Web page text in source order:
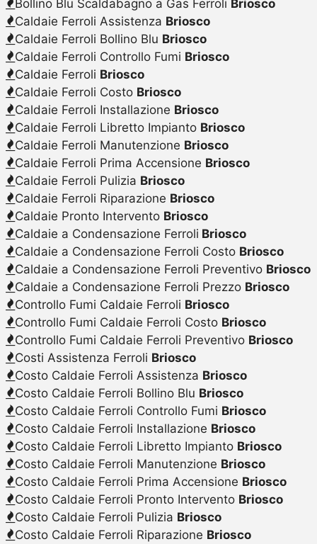
Bollino Blu Scaldabagno a Gas Ferroli Briosco
Caldaie Ferroli Assistenza Briosco
Caldaie Ferroli Bollino Blu Briosco
Caldaie Ferroli Controllo Fumi Briosco
Caldaie Ferroli Briosco
Caldaie Ferroli Costo Briosco
Caldaie Ferroli Installazione Briosco
Caldaie Ferroli Libretto Impianto Briosco
Caldaie Ferroli Manutenzione Briosco
Caldaie Ferroli Prima Accensione Briosco
Caldaie Ferroli Pulizia Briosco
Caldaie Ferroli Riparazione Briosco
Caldaie Pronto Intervento Briosco
Caldaie a Condensazione Ferroli Briosco
Caldaie a Condensazione Ferroli Costo Briosco
Caldaie a Condensazione Ferroli Preventivo Briosco
Caldaie a Condensazione Ferroli Prezzo Briosco
Controllo Fumi Caldaie Ferroli Briosco
Controllo Fumi Caldaie Ferroli Costo Briosco
Controllo Fumi Caldaie Ferroli Preventivo Briosco
Costi Assistenza Ferroli Briosco
Costo Caldaie Ferroli Assistenza Briosco
Costo Caldaie Ferroli Bollino Blu Briosco
Costo Caldaie Ferroli Controllo Fumi Briosco
Costo Caldaie Ferroli Installazione Briosco
Costo Caldaie Ferroli Libretto Impianto Briosco
Costo Caldaie Ferroli Manutenzione Briosco
Costo Caldaie Ferroli Prima Accensione Briosco
Costo Caldaie Ferroli Pronto Intervento Briosco
Costo Caldaie Ferroli Pulizia Briosco
Costo Caldaie Ferroli Riparazione Briosco